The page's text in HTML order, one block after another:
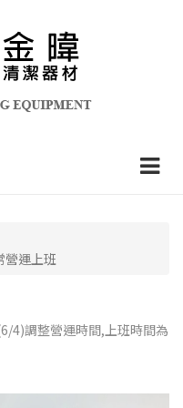
營運上班
4)調整營運時間,上班時間為